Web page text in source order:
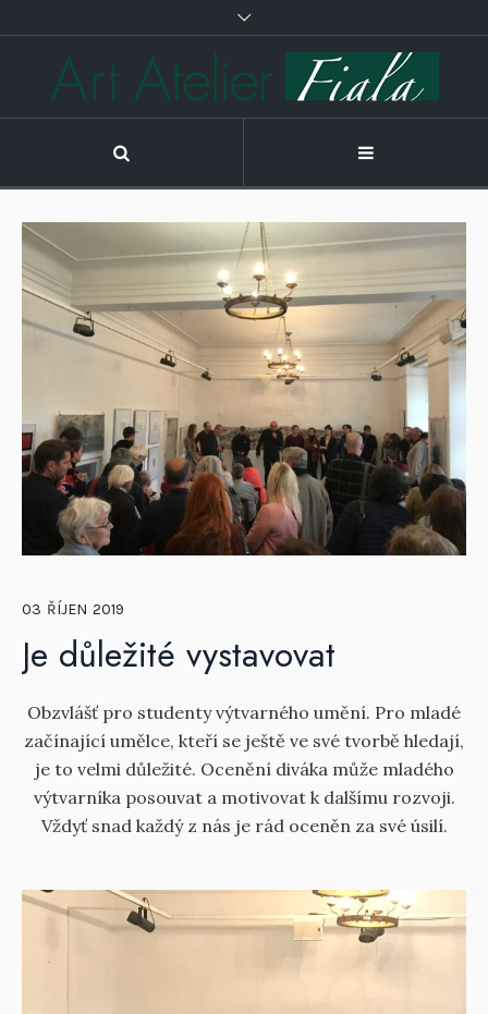
03 ŘÍJEN 2019
Je důležité vystavovat
Obzvlášť pro studenty výtvarného umění. Pro mladé
začínající umělce, kteří se ještě ve své tvorbě hledají,
je to velmi důležité. Ocenění diváka může mladého
výtvarníka posouvat a motivovat k dalšímu rozvoji.
Vždyť snad každý z nás je rád oceněn za své úsilí.